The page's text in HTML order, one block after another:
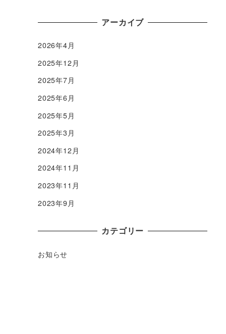
アーカイブ
2026年4月
2025年12月
2025年7月
2025年6月
2025年5月
2025年3月
2024年12月
2024年11月
2023年11月
2023年9月
カテゴリー
お知らせ